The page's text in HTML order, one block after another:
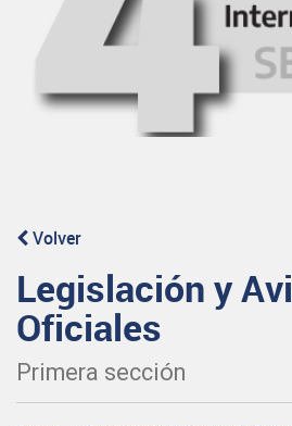
Volver
Legislación y
Oficiales
Primera sección